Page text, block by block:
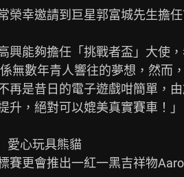
榮幸邀請到巨星郭富城先生擔
興能夠擔任「挑戰者盃」大使
無數年青人響往的夢想，然而
再是昔日的電子遊戲咁簡單，
，絕對可以媲美真實賽車！」
愛心玩具熊貓
賽更會推出一紅一黑吉祥物